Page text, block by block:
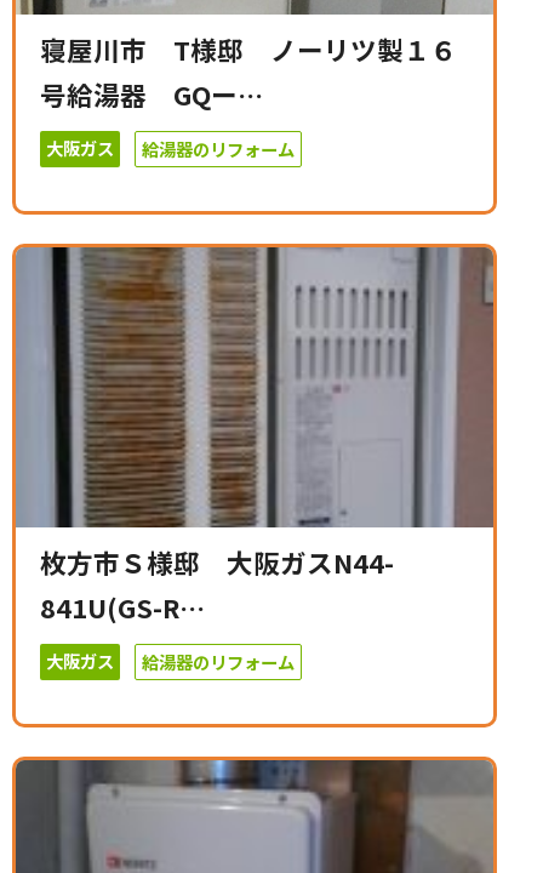
寝屋川市 T様邸 ノーリツ製１６
号給湯器 GQー…
大阪ガス 給湯器のリフォーム
枚方市Ｓ様邸 大阪ガスN44-
841U(GS-R…
大阪ガス 給湯器のリフォーム